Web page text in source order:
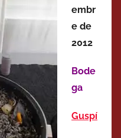
embr
e de
2012
Bode
ga
Guspí